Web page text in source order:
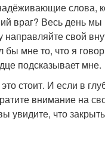
слова,
враг? Весь день
свой
мне то, что я
подсказывает мне.
стоит. И если в
внимание на
увидите, что